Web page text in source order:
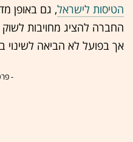
הטיסות לישראל, גם באופן
החברה להציג מחויבות
אך בפועל לא הביאה
-